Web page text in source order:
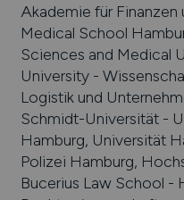
Akademie für
Medical School
Sciences and Medical
University -
Logistik und
Schmidt-Universität -
Hamburg, Universität
Polizei Hamburg,
Bucerius Law School -